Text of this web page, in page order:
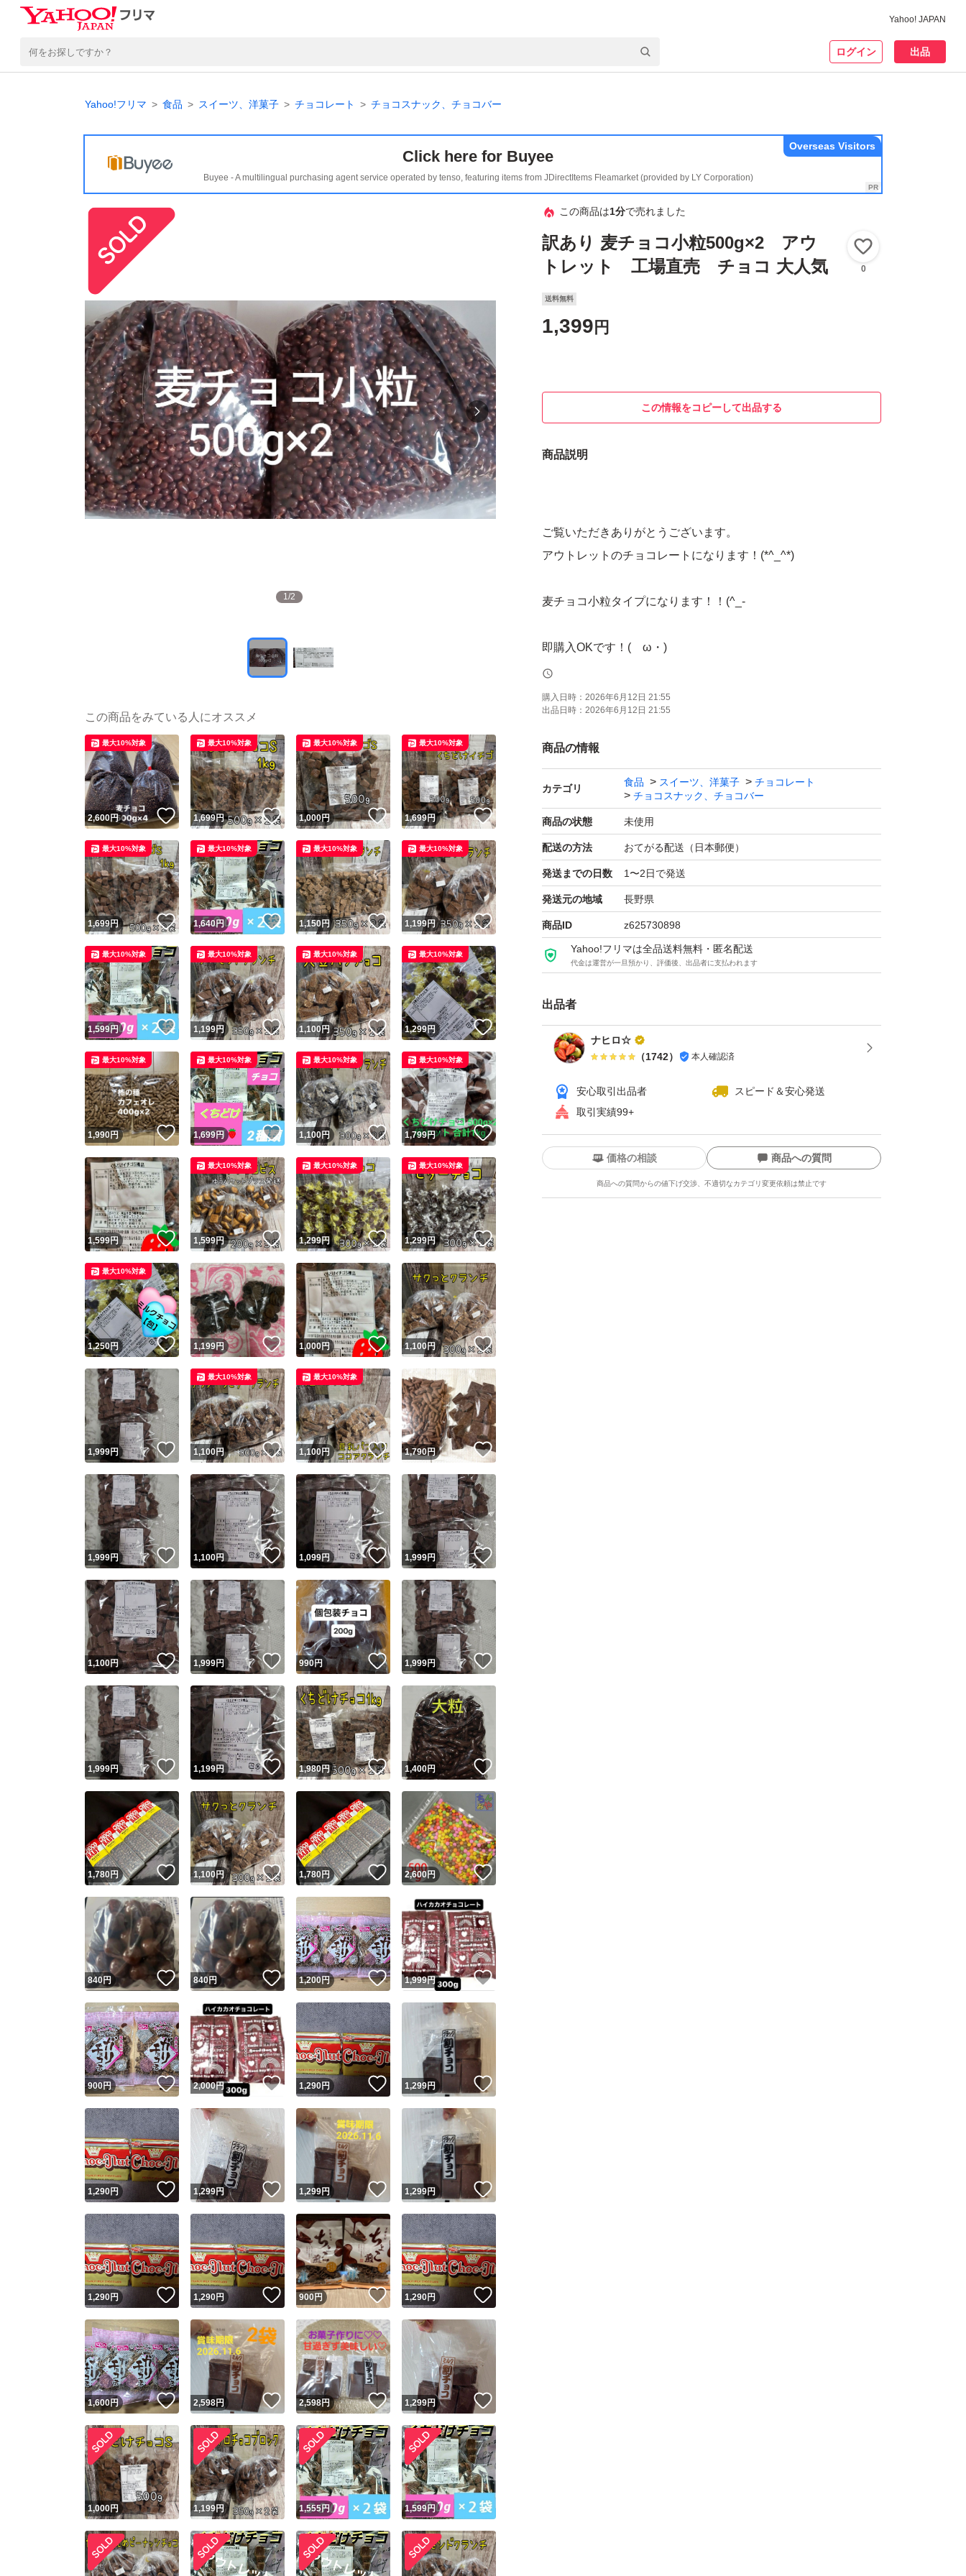
Yahoo! JAPAN
ログイン 出品
Yahoo!フリマ 食品 スイーツ、洋菓子 チョコレート チョコスナック、チョコバー
Click here for Buyee
Buyee - A multilingual purchasing agent service operated by tenso, featuring items from JDirectItems Fleamarket (provided by LY Corporation)
Overseas Visitors
1/2
この商品は1分で売れました
訳あり 麦チョコ小粒500g×2 アウ
トレット 工場直売 チョコ 大人気
0
送料無料
1,399 円
この情報をコピーして出品する
商品説明
ご覧いただきありがとうございます。
アウトレットのチョコレートになります！(*^_^*)
麦チョコ小粒タイプになります！！(^_-
即購入OKです！(ゝω・)
お値下げ不可です。
ご希望商品があれば追加、組み替えいたします！
質問などお気軽にどうぞ(^o^)
【♪商品内容】
①麦チョコ小粒500g×2
2026.11.24
平らに調整し常温発送になりますので、配送中の溶けなどあるか
もしれませんがご了承ください(ゝω・)
チョコレート
チョコ
アウトレット
麦チョコ
購入日時： 2026年6月12日 21:55
出品日時： 2026年6月12日 21:55
商品の情報
カテゴリ
食品 スイーツ、洋菓子
チョコレート
チョコスナック、チョコバー
商品の状態 未使用
配送の方法 おてがる配送（日本郵便）
発送までの日数 1〜2日で発送
発送元の地域 長野県
商品ID z625730898
Yahoo!フリマは全品送料無料・匿名配送
代金は運営が一旦預かり、評価後、出品者に支払われます
出品者
ナヒロ☆
（1742） 本人確認済
安心取引出品者
スピード＆安心発送
取引実績99+
ユーザーの実績について
Yahoo!フリマが定めた一定の基準を満たしたユーザーにバッジを付与しています
安心取引出品者
安心取引出品者 Yahoo!フリマの基準をクリアした安心・安全なユーザーです
取引実績
取引実績◯+ このユーザーはYahoo!フリマの取引を完了させた実績があります
他フリマ実績◯+ このユーザーは他フリマサービスでの取引実績があります
スピード&安心発送
※このバッジは実績に基づく表示であり、発送を保証しているものではありません
スピード＆安心発送
このユーザーは高頻度で24時間以内＆設定した発送日数内に発送してい
ます
スピード発送 このユーザーは高頻度で24時間以内に発送しています
安心発送 このユーザーは設定した発送日数内に発送しています
価格の相談 商品への質問
商品への質問からの値下げ交渉、不適切なカテゴリ変更依頼は禁止です
この商品の情報をコピーします
商品画像の無断転載は禁止されています
コピーは1商品につき1回です
出品ページへ
キャンセル
この商品をみている人にオススメ
2,600円 いいね！
最大10%対象
1,699円 いいね！
最大10%対象
1,000円 いいね！
最大10%対象
1,699円
最大10%対象
1,699円 いいね！
最大10%対象
1,640円 いいね！
最大10%対象
1,150円 いいね！
最大10%対象
1,199円 いいね！
最大10%対象
1,599円 いいね！
最大10%対象
1,199円 いいね！
最大10%対象
1,100円 いいね！
最大10%対象
1,299円 いいね！
最大10%対象
1,990円 いいね！
最大10%対象
1,699円 いいね！
最大10%対象
1,100円 いいね！
最大10%対象
1,799円 いいね！
最大10%対象
1,599円 いいね！
1,599円 いいね！
最大10%対象
1,299円 いいね！
最大10%対象
1,299円 いいね！
最大10%対象
1,250円 いいね！
最大10%対象
1,199円 いいね！
1,000円 いいね！
1,100円 いいね！
1,999円 いいね！
1,100円 いいね！
最大10%対象
1,100円 いいね！
最大10%対象
1,790円 いいね！
1,999円 いいね！
1,100円 いいね！
1,099円 いいね！
1,999円 いいね！
1,100円 いいね！
1,999円 いいね！
990円 いいね！
1,999円
1,999円 いいね！
1,199円 いいね！
1,980円 いいね！
1,400円
1,780円 いいね！
1,100円 いいね！
1,780円 いいね！
2,600円
840円 いいね！
840円 いいね！
1,200円 いいね！
1,999円 いいね！
900円 いいね！
2,000円 いいね！
1,290円 いいね！
1,299円
1,290円 いいね！
1,299円 いいね！
1,299円 いいね！
1,299円
1,290円 いいね！
1,290円 いいね！
900円 いいね！
1,290円
1,600円 いいね！
2,598円 いいね！
2,598円 いいね！
1,299円
1,000円 1,199円 1,555円 1,599円